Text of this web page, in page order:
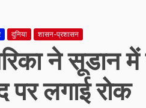
दुनिया शासन-प्रशासन
ने सूडान में
पर लगाई रोक